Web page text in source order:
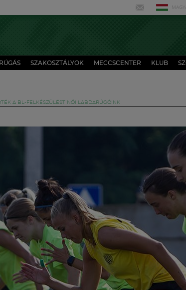
SZAKOSZTÁLYOK MECCSCENTER KLUB
A BL-FELKÉSZÜLÉST NŐI LABDARÚGÓINK